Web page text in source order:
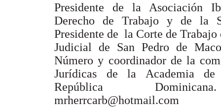
Presidente de la Asociación
Derecho de Trabajo y de la
Presidente de la Corte de
Judicial de San Pedro de
Número y coordinador de la
Jurídicas de la Academia
República
mrherrcarb@hotmail.com